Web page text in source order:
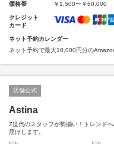
価格帯
￥1,500〜￥60,000
クレジット
カード
ネット予約カレンダー
ネット予約で最大10,000円分の
店舗公式
Astina
Z世代のスタッフが勢揃い！トレンド
届けします。